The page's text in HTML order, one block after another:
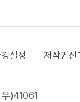
설정 저작권신
우)41061